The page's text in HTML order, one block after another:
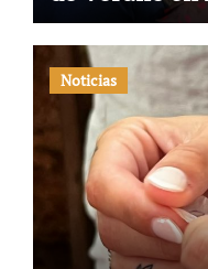
Noticias